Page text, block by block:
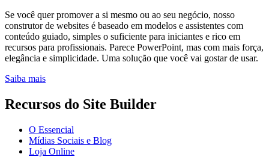
Se você quer promover a si mesmo ou ao seu negócio, nosso
construtor de websites é baseado em modelos e assistentes com
conteúdo guiado, simples o suficiente para iniciantes e rico em
recursos para profissionais. Parece PowerPoint, mas com mais força,
elegância e simplicidade. Uma solução que você vai gostar de usar.
Saiba mais
Recursos do Site Builder
O Essencial
Mídias Sociais e Blog
Loja Online